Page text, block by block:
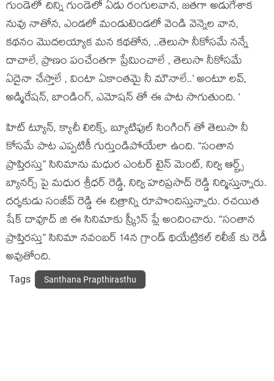
గుండెలో చిన్ని గుండెలో ఏడు రంగులవాన, జతగా అడుగేశాక
నువు నాతోన, ఎండలో మండుటెండలో వెండి వెన్నెల వాన,
కథనం మొదలయ్యాక మన కథతోన, ..తెలుసా నీకోసమే నన్నే
దాచాలే, ప్రాణం పంచేంతగా ప్రేమించాలే , తెలుసా నీకోసమే
ఏదైనా చేస్తాలే , వింటా ఏకాంతమై నీ మౌనాలే..’ అంటూ లవ్,
అడ్మిరేషన్, బాండింగ్, ఎమోషన్ తో ఈ పాట సాగుతుంది. ‘
హిట్ ట్యూన్, క్యాచీ లిరిక్స్, బ్యూటిఫుల్ సింగింగ్ తో తెలుసా నీ
కోసమే పాట ఎప్పటికీ గుర్తుండిపోయేలా ఉంది. “సంతాన
ప్రాప్తిరస్తు” సినిమాను మధుర ఎంటర్ టైన్ మెంట్, నిర్వి ఆర్ట్స్
బ్యానర్స్ పై మధుర శ్రీధర్ రెడ్డి, నిర్వి హరిప్రసాద్ రెడ్డి నిర్మిస్తున్నారు.
దర్శకుడు సంజీవ్ రెడ్డి ఈ చిత్రాన్ని రూపొందిస్తున్నారు. రచయిత
షేక్ దావూద్ జి ఈ సినిమాకు స్క్రీన్ ప్లే అందించారు. “సంతాన
ప్రాప్తిరస్తు” సినిమా నవంబర్ 14న గ్రాండ్ థియేట్రికల్ రిలీజ్ కు రెడీ
అవుతోంది.
Tags Santhana Prapthirasthu